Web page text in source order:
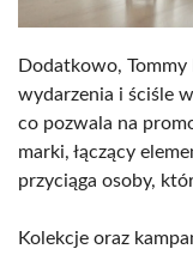
Dodatkowo,
wydarzenia i ściśle
co pozwala na
marki, łączący
przyciąga osoby,
Kolekcje oraz